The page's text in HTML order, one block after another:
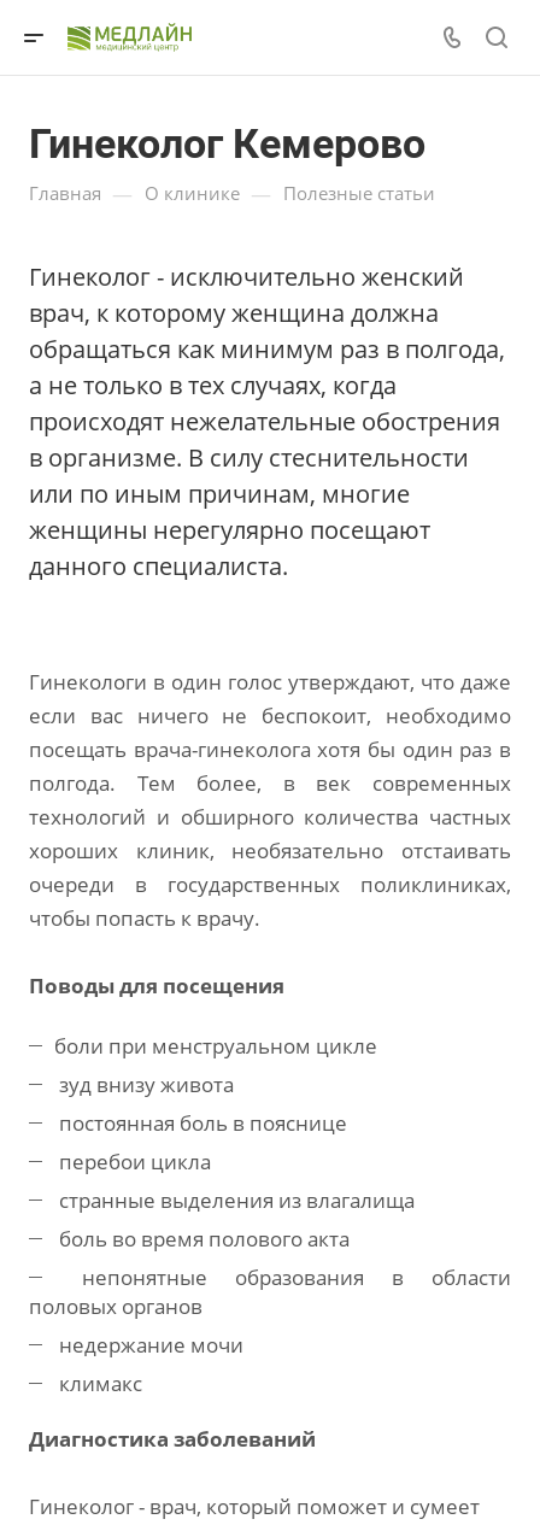
Гинеколог Кемерово
Главная — О клинике — Полезные статьи
Гинеколог - исключительно женский
врач, к которому женщина должна
обращаться как минимум раз в полгода,
а не только в тех случаях, когда
происходят нежелательные обострения
в организме. В силу стеснительности
или по иным причинам, многие
женщины нерегулярно посещают
данного специалиста.
Гинекологи в один голос утверждают, что даже
если вас ничего не беспокоит, необходимо
посещать врача-гинеколога хотя бы один раз в
полгода. Тем более, в век современных
технологий и обширного количества частных
хороших клиник, необязательно отстаивать
очереди в государственных поликлиниках,
чтобы попасть к врачу.
Поводы для посещения
боли при менструальном цикле
зуд внизу живота
постоянная боль в пояснице
перебои цикла
странные выделения из влагалища
боль во время полового акта
непонятные образования в области
половых органов
недержание мочи
климакс
Диагностика заболеваний
Гинеколог - врач, который поможет и сумеет